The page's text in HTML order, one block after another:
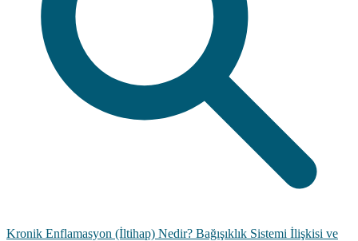
Kronik Enflamasyon (İltihap) Nedir? Bağışıklık Sistemi İlişkisi ve